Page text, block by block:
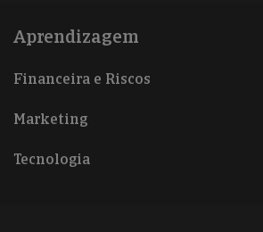
Aprendizagem
Financeira e Riscos
Marketing
Tecnologia